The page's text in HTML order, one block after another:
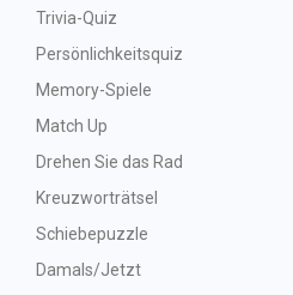
Trivia-Quiz
Persönlichkeitsquiz
Memory-Spiele
Match Up
Drehen Sie das Rad
Kreuzworträtsel
Schiebepuzzle
Damals/Jetzt